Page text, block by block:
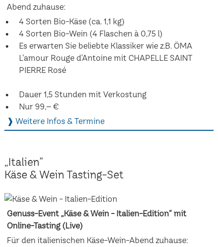
Abend zuhause:
4 Sorten Bio-Käse (ca. 1,1 kg)
4 Sorten Bio-Wein (4 Flaschen à 0,75 l)
Es erwarten Sie beliebte Klassiker wie z.B. ÖMA
L'amour Rouge d'Antoine mit CHAPELLE SAINT
PIERRE Rosé
Dauer 1,5 Stunden mit Verkostung
Nur 99,– €
❱ Weitere Infos & Termine
„Italien”
Käse & Wein Tasting-Set
Genuss-Event „Käse & Wein - Italien-Edition“ mit
Online-Tasting (Live)
Für den italienischen Käse-Wein-Abend zuhause: